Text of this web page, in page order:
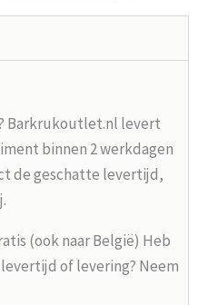
Barkrukoutlet.nl levert
binnen 2 werkdagen
de geschatte levertijd,
(ook naar België) Heb
of levering? Neem